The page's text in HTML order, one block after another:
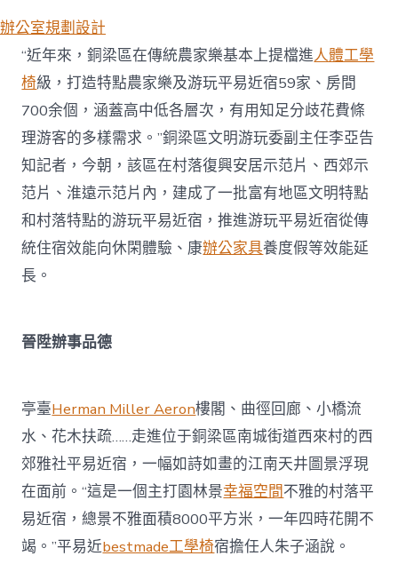
辦公室規劃設計
“近年來，銅梁區在傳統農家樂基本上提檔進人體工學
椅級，打造特點農家樂及游玩平易近宿59家、房間
700余個，涵蓋高中低各層次，有用知足分歧花費條
理游客的多樣需求。”銅梁區文明游玩委副主任李亞告
知記者，今朝，該區在村落復興安居示范片、西郊示
范片、淮遠示范片內，建成了一批富有地區文明特點
和村落特點的游玩平易近宿，推進游玩平易近宿從傳
統住宿效能向休閑體驗、康辦公家具養度假等效能延
長。
晉陞辦事品德
亭臺Herman Miller Aeron樓閣、曲徑回廊、小橋流
水、花木扶疏……走進位于銅梁區南城街道西來村的西
郊雅社平易近宿，一幅如詩如畫的江南天井圖景浮現
在面前。“這是一個主打園林景幸福空間不雅的村落平
易近宿，總景不雅面積8000平方米，一年四時花開不
竭。”平易近bestmade工學椅宿擔任人朱子涵說。